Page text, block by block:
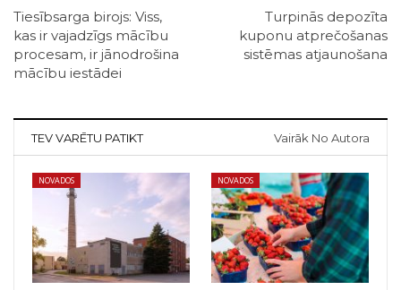
Tiesībsarga birojs: Viss,
kas ir vajadzīgs mācību
procesam, ir jānodrošina
mācību iestādei
Turpinās depozīta
kuponu atprečošanas
sistēmas atjaunošana
TEV VARĒTU PATIKT Vairāk No Autora
NOVADOS NOVADOS